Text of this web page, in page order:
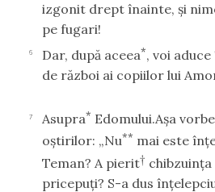
izgonit drept înainte, şi
pe fugari!
6 Dar, după aceea*, voi
de război ai copiilor lui
7 Asupra* Edomului.Aşa
oştirilor: „Nu** mai este
Teman? A pierit† chibzuinţa
pricepuţi? S-a dus